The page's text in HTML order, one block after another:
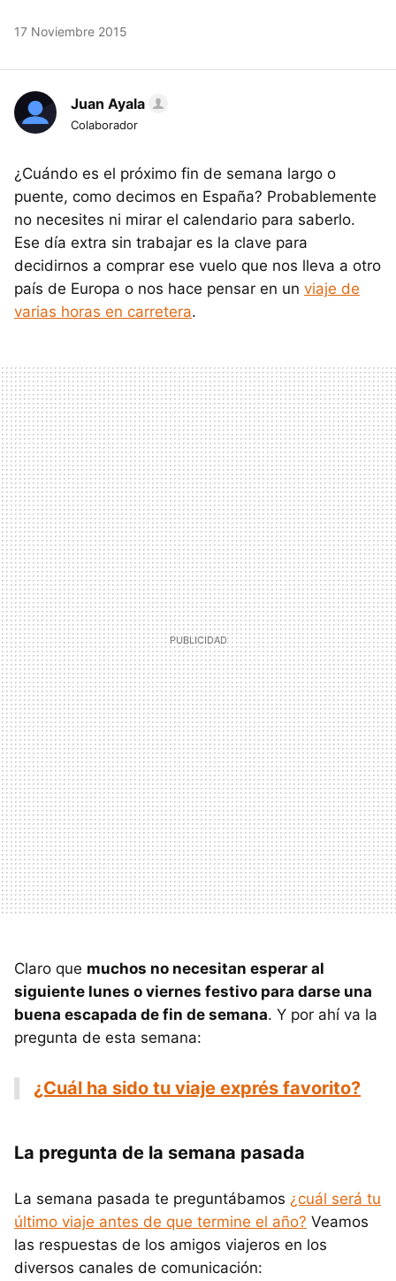
17 Noviembre 2015
Juan Ayala
Colaborador
¿Cuándo es el próximo fin de semana largo o
puente, como decimos en España? Probablemente
no necesites ni mirar el calendario para saberlo.
Ese día extra sin trabajar es la clave para
decidirnos a comprar ese vuelo que nos lleva a otro
país de Europa o nos hace pensar en un viaje de
varias horas en carretera.
Claro que muchos no necesitan esperar al
siguiente lunes o viernes festivo para darse una
buena escapada de fin de semana. Y por ahí va la
pregunta de esta semana:
¿Cuál ha sido tu viaje exprés favorito?
La pregunta de la semana pasada
La semana pasada te preguntábamos ¿cuál será tu
último viaje antes de que termine el año? Veamos
las respuestas de los amigos viajeros en los
diversos canales de comunicación: